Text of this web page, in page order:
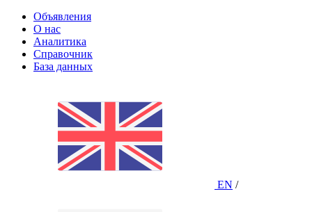
Объявления
О нас
Аналитика
Справочник
База данных
EN /